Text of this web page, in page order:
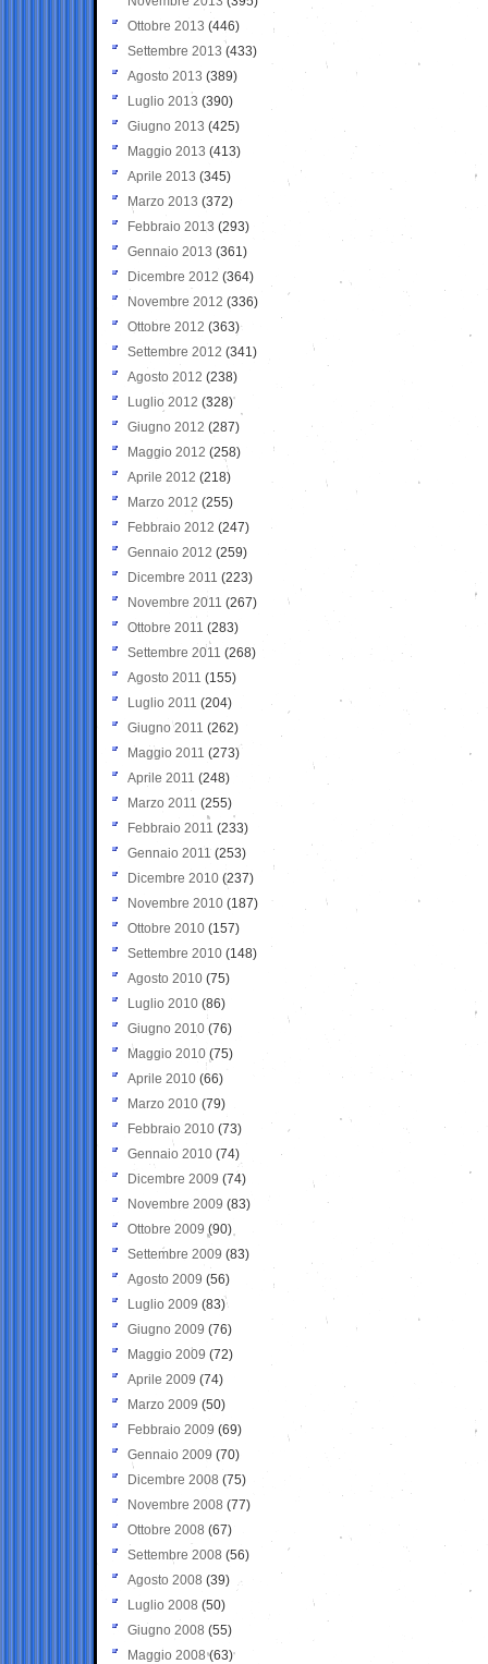
Ottobre 2013 (446)
Settembre 2013 (433)
Agosto 2013 (389)
Luglio 2013 (390)
Giugno 2013 (425)
Maggio 2013 (413)
Aprile 2013 (345)
Marzo 2013 (372)
Febbraio 2013 (293)
Gennaio 2013 (361)
Dicembre 2012 (364)
Novembre 2012 (336)
Ottobre 2012 (363)
Settembre 2012 (341)
Agosto 2012 (238)
Luglio 2012 (328)
Giugno 2012 (287)
Maggio 2012 (258)
Aprile 2012 (218)
Marzo 2012 (255)
Febbraio 2012 (247)
Gennaio 2012 (259)
Dicembre 2011 (223)
Novembre 2011 (267)
Ottobre 2011 (283)
Settembre 2011 (268)
Agosto 2011 (155)
Luglio 2011 (204)
Giugno 2011 (262)
Maggio 2011 (273)
Aprile 2011 (248)
Marzo 2011 (255)
Febbraio 2011 (233)
Gennaio 2011 (253)
Dicembre 2010 (237)
Novembre 2010 (187)
Ottobre 2010 (157)
Settembre 2010 (148)
Agosto 2010 (75)
Luglio 2010 (86)
Giugno 2010 (76)
Maggio 2010 (75)
Aprile 2010 (66)
Marzo 2010 (79)
Febbraio 2010 (73)
Gennaio 2010 (74)
Dicembre 2009 (74)
Novembre 2009 (83)
Ottobre 2009 (90)
Settembre 2009 (83)
Agosto 2009 (56)
Luglio 2009 (83)
Giugno 2009 (76)
Maggio 2009 (72)
Aprile 2009 (74)
Marzo 2009 (50)
Febbraio 2009 (69)
Gennaio 2009 (70)
Dicembre 2008 (75)
Novembre 2008 (77)
Ottobre 2008 (67)
Settembre 2008 (56)
Agosto 2008 (39)
Luglio 2008 (50)
Giugno 2008 (55)
Maggio 2008(63)